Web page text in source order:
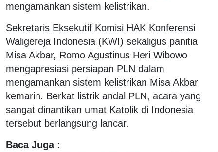
mengamankan sistem kelistrikan.
Sekretaris Eksekutif Komisi HAK Konferensi
Waligereja Indonesia (KWI) sekaligus panitia
Misa Akbar, Romo Agustinus Heri Wibowo
mengapresiasi persiapan PLN dalam
mengamankan sistem kelistrikan Misa Akbar
kemarin. Berkat listrik andal PLN, acara yang
sangat dinantikan umat Katolik di Indonesia
tersebut berlangsung lancar.
Baca Juga :